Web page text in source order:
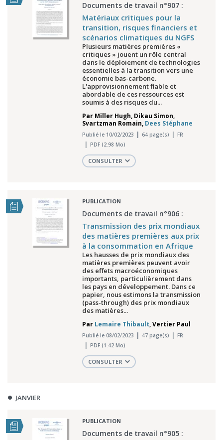
Documents de travail n°907 :
Matériaux critiques pour la
transition, risques financiers et
scénarios climatiques du NGFS
Plusieurs matières premières «
critiques » jouent un rôle central
dans le déploiement de technologies
essentielles à la transition vers une
économie bas-carbone.
L'approvisionnement fiable et
abordable de ces ressources est
soumis à des risques du...
Par Miller Hugh, Dikau Simon,
Svartzman Romain, Dees Stéphane
Publié le 10/02/2023 64 page(s)
FR
PDF (2.98 Mo)
CONSULTER
PUBLICATION
Documents de travail n°906 :
Transmission des prix mondiaux
des matières premières aux prix
à la consommation en Afrique
Les hausses de prix mondiaux des
matières premières peuvent avoir
des effets macroéconomiques
importants, particulièrement dans
les pays en développement. Dans ce
papier, nous estimons la transmission
(pass-through) des prix mondiaux
des matières...
Par Lemaire Thibault,Vertier Paul
Publié le 08/02/2023 47 page(s)
FR
PDF (1.42 Mo)
CONSULTER
JANVIER
PUBLICATION
Documents de travail n°905 :